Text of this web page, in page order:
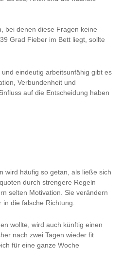
bei denen diese Fragen keine
Grad Fieber im Bett liegt, sollte
eindeutig arbeitsunfähig gibt es
Verbundenheit und
auf die Entscheidung haben
wird häufig so getan, als ließe sich
durch strengere Regeln
selten Motivation. Sie verändern
die falsche Richtung.
wollte, wird auch künftig einen
nach zwei Tagen wieder fit
für eine ganze Woche